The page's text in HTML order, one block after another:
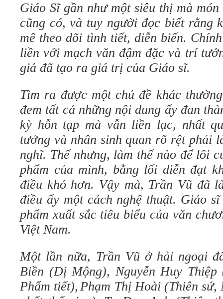
Giáo Sĩ gần như một siêu thị mà
cũng có, và tuy người đọc biết rằng
mê theo dõi tình tiết, diễn biến.
liền với mạch văn đậm đặc và trí
giả đã tạo ra giá trị của Giáo sĩ.
Tìm ra được một chủ đề khác
đem tất cả những nội dung ấy đan
kỳ hỗn tạp mà vẫn liền lạc, nhất
tưởng và nhân sinh quan rõ rệt phải
nghĩ. Thế nhưng, làm thế nào để lôi
phẩm của mình, bằng lối diễn đạt
điều khó hơn. Vậy mà, Trần Vũ đã
điều ấy một cách nghệ thuật. Giáo
phẩm xuất sắc tiêu biểu của văn
Việt Nam.
Một lần nữa, Trần Vũ ở hải ngoại
Biền (Dị Mộng), Nguyễn Huy Thiệp
Phẩm tiết), Phạm Thị Hoài (Thiên sứ,